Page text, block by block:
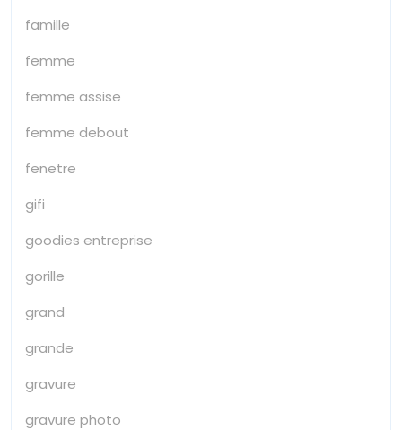
famille
femme
femme assise
femme debout
fenetre
gifi
goodies entreprise
gorille
grand
grande
gravure
gravure photo